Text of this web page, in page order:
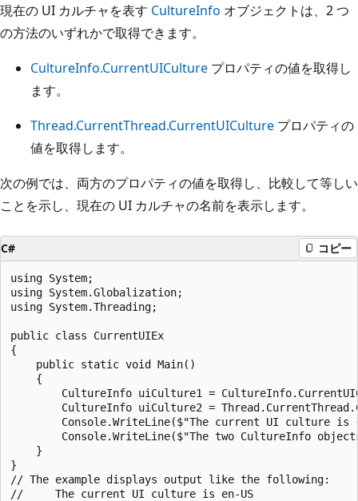
現在の UI カルチャを表す CultureInfo オブジェクトは、2 つ
の方法のいずれかで取得できます。
CultureInfo.CurrentUICulture プロパティの値を取得し
ます。
Thread.CurrentThread.CurrentUICulture プロパティの
値を取得します。
次の例では、両方のプロパティの値を取得し、比較して等しい
ことを示し、現在の UI カルチャの名前を表示します。
C# コピー
using System;
using System.Globalization;
using System.Threading;
public class CurrentUIEx
{
    public static void Main()
    {
CultureInfo uiCulture1 =
CultureInfo uiCulture2 =
Console.WriteLine($"The current UI culture is
Console.WriteLine($"The two CultureInfo
    }
}
// The example displays output like the following:
//     The current UI culture is en-US